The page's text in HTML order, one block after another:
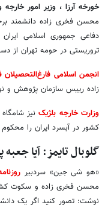
خورخه آرزا ، وزیر امور خارجه
محسن فخری زاده دانشمند
دفاعی جمهوری اسلامی
تروریستی در حومه تهران از
انجمن اسلامی فارغ‌التحصیلان
زاده رییس سازمان پژوهش و
وزارت خارجه بلژیکنیز
کشور در آبسرد ایران را
گلوبال تایمز: آیا
«هو شی جین» سردبیر
محسن فخری زاده و سکوت
نوشت: تصور کنید اگر یک